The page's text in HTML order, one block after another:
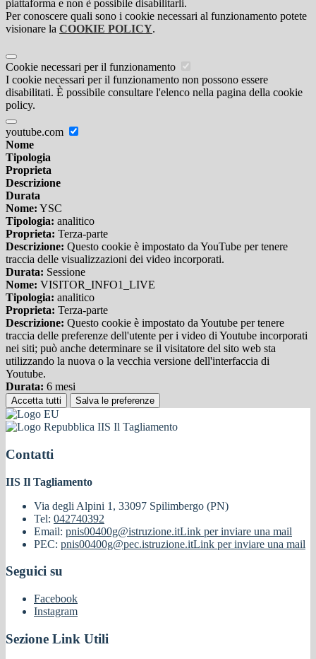
piattaforma e non è possibile disabilitarli.
Per conoscere quali sono i cookie necessari al funzionamento potete
visionare la COOKIE POLICY.
Cookie necessari per il funzionamento
I cookie necessari per il funzionamento non possono essere
disabilitati. È possibile consultare l'elenco nella pagina della cookie
policy.
youtube.com
Nome
Tipologia
Proprieta
Descrizione
Durata
Nome: YSC
Tipologia: analitico
Proprieta: Terza-parte
Descrizione: Questo cookie è impostato da YouTube per tenere
traccia delle visualizzazioni dei video incorporati.
Durata: Sessione
Nome: VISITOR_INFO1_LIVE
Tipologia: analitico
Proprieta: Terza-parte
Descrizione: Questo cookie è impostato da Youtube per tenere
traccia delle preferenze dell'utente per i video di Youtube incorporati
nei siti; può anche determinare se il visitatore del sito web sta
utilizzando la nuova o la vecchia versione dell'interfaccia di
Youtube.
Durata: 6 mesi
Accetta tutti Salva le preferenze
IIS Il Tagliamento
Contatti
IIS Il Tagliamento
Via degli Alpini 1, 33097 Spilimbergo (PN)
Tel: 042740392
Email: pnis00400g@istruzione.itLink per inviare una mail
PEC: pnis00400g@pec.istruzione.itLink per inviare una mail
Seguici su
Facebook
Instagram
Sezione Link Utili